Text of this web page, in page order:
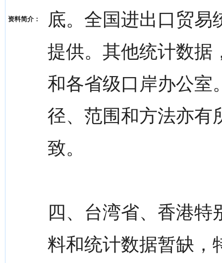
资料简介：
底。全国进出口贸易
提供。其他统计数据
和各省级口岸办公室
径、范围和方法亦有
致。
四、台湾省、香港
料和统计数据暂缺，